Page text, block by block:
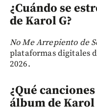
¿Cuándo se
de Karol G?
No Me Arrepiento de
plataformas digitales
2026.
¿Qué
álbum de Karol